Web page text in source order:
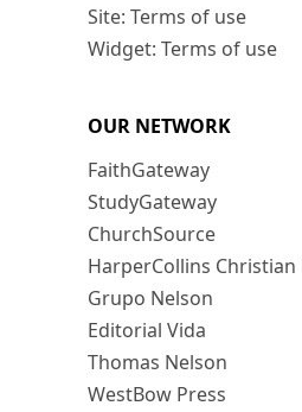
Site: Terms of use
Widget: Terms of use
OUR NETWORK
FaithGateway
StudyGateway
ChurchSource
HarperCollins
Grupo Nelson
Editorial Vida
Thomas Nelson
WestBow Press